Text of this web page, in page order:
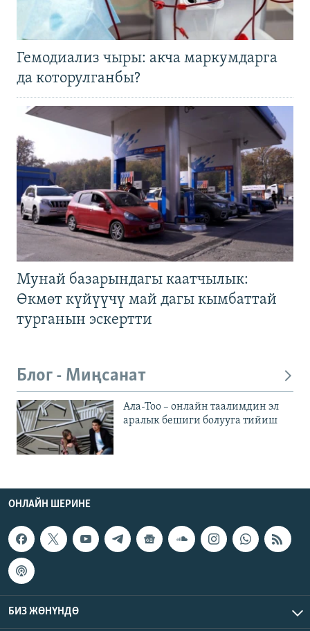
Гемодиализ чыры: акча маркумдарга
да которулганбы?
Мунай базарындагы каатчылык:
Өкмөт күйүүчү май дагы кымбаттай
турганын эскертти
Блог - Миңсанат
Ала-Тоо – онлайн таалимдин эл
аралык бешиги болууга тийиш
ОНЛАЙН ШЕРИНЕ
БИЗ ЖӨНҮНДӨ